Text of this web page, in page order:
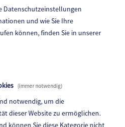
am Ossiacher See
04243 83 83 0
83 83 30
Datenschutzeinstellungen
und wie Sie Ihre
können, finden Sie in unserer
(immer notwendig)
notwendig, um die
dieser Website zu ermöglichen.
können Sie diese Kategorie nicht